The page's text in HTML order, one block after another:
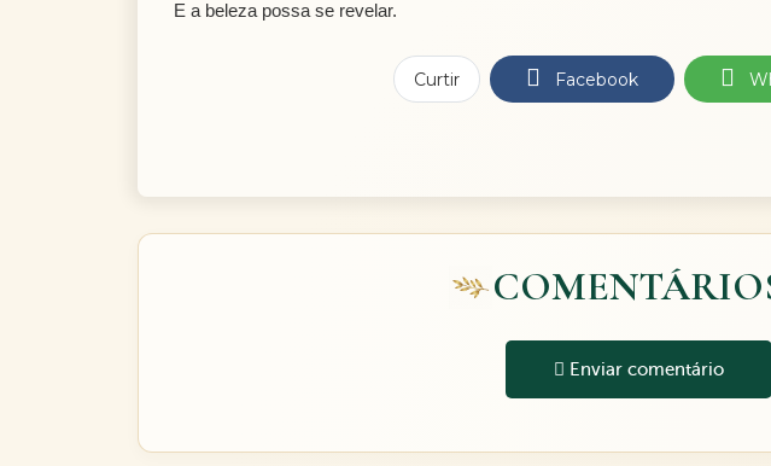
E a beleza possa se revelar.
Curtir Facebook
Enviar comentário